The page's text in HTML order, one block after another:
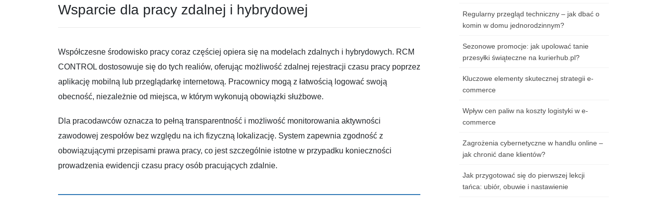
Wsparcie dla pracy zdalnej i hybrydowej
Współczesne środowisko pracy coraz częściej opiera się na modelach zdalnych i hybrydowych. RCM
CONTROL dostosowuje się do tych realiów, oferując możliwość zdalnej rejestracji czasu pracy poprzez
aplikację mobilną lub przeglądarkę internetową. Pracownicy mogą z łatwością logować swoją
obecność, niezależnie od miejsca, w którym wykonują obowiązki służbowe.
Dla pracodawców oznacza to pełną transparentność i możliwość monitorowania aktywności
zawodowej zespołów bez względu na ich fizyczną lokalizację. System zapewnia zgodność z
obowiązującymi przepisami prawa pracy, co jest szczególnie istotne w przypadku konieczności
prowadzenia ewidencji czasu pracy osób pracujących zdalnie.
Regularny przegląd techniczny – jak dbać o
komin w domu jednorodzinnym?
Sezonowe promocje: jak upolować tanie
przesyłki świąteczne na kurierhub.pl?
Kluczowe elementy skutecznej strategii e-
commerce
Wpływ cen paliw na koszty logistyki w e-
commerce
Zagrożenia cybernetyczne w handlu online –
jak chronić dane klientów?
Jak przygotować się do pierwszej lekcji
tańca: ubiór, obuwie i nastawienie